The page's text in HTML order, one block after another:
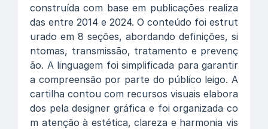
construída com base em publicações realiza
das entre 2014 e 2024. O conteúdo foi estrut
urado em 8 seções, abordando definições, si
ntomas, transmissão, tratamento e prevenç
ão. A linguagem foi simplificada para garantir
a compreensão por parte do público leigo. A
cartilha contou com recursos visuais elabora
dos pela designer gráfica e foi organizada co
m atenção à estética, clareza e harmonia vis